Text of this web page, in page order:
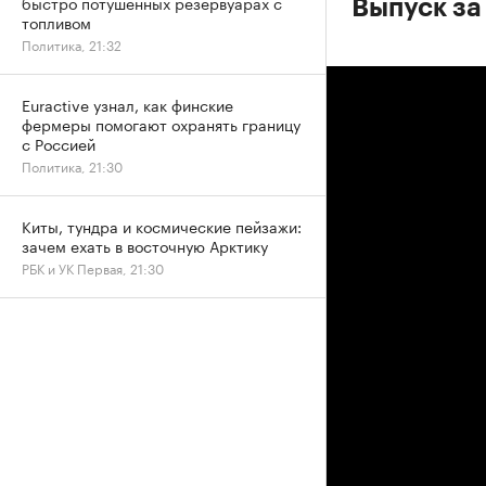
Выпуск
топливом
Политика, 21:32
Euractive узнал, как финские
фермеры помогают охранять границу
с Россией
Политика, 21:30
Киты, тундра и космические пейзажи:
зачем ехать в восточную Арктику
РБК и УК Первая, 21:30